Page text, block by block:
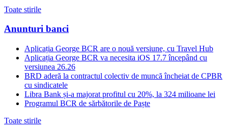
Toate stirile
Anunturi banci
Aplicația George BCR are o nouă versiune, cu Travel Hub
Aplicația George BCR va necesita iOS 17.7 începând cu
versiunea 26.26
BRD aderă la contractul colectiv de muncă încheiat de CPBR
cu sindicatele
Libra Bank și-a majorat profitul cu 20%, la 324 milioane lei
Programul BCR de sărbătorile de Paște
Toate stirile